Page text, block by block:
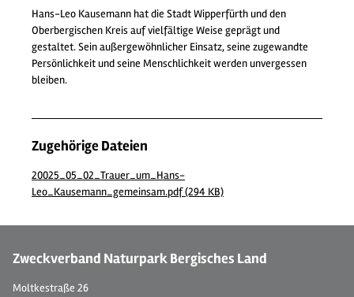
Hans-Leo Kausemann hat die Stadt Wipperfürth und den
Oberbergischen Kreis auf vielfältige Weise geprägt und
gestaltet. Sein außergewöhnlicher Einsatz, seine zugewandte
Persönlichkeit und seine Menschlichkeit werden unvergessen
bleiben.
Zugehörige Dateien
20025_05_02_Trauer_um_Hans-
Leo_Kausemann_gemeinsam.pdf (294 KB)
Zweckverband Naturpark Bergisches Land
Moltkestraße 26